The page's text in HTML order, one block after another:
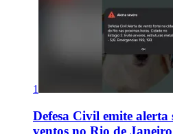
1
Defesa Civil emite alerta
ventos no Rio de Janeiro